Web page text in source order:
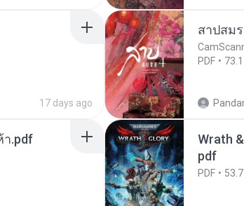
17 days ago
สาปสม
PDF
.pdf
Wrath
pdf
PDF